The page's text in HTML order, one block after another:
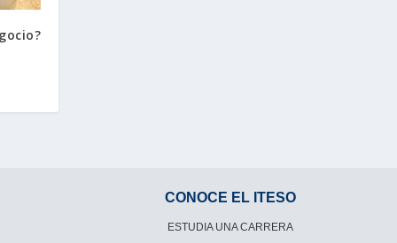
CONOCE EL ITESO
ESTUDIA UNA CARRERA